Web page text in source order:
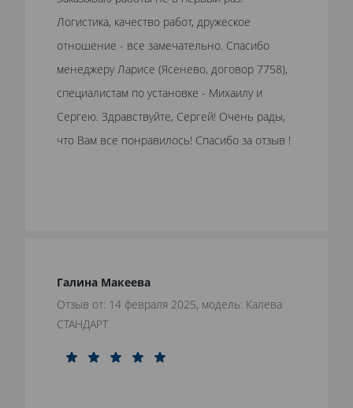
Логистика, качество работ, дружеское
отношение - все замечательно. Спасибо
менеджеру Ларисе (Ясенево, договор 7758),
специалистам по установке - Михаилу и
Сергею. Здравствуйте, Сергей! Очень рады,
что Вам все понравилось! Спасибо за отзыв !
Галина Макеева
Отзыв от: 14 февраля 2025, модель: Калева
СТАНДАРТ